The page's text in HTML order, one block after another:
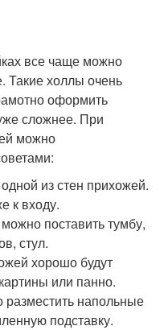
все чаще можно
Такие холлы очень
оформить
сложнее. При
можно
из стен прихожей.
к входу.
поставить тумбу,
стул.
хорошо будут
или панно.
разместить напольные
подставку.